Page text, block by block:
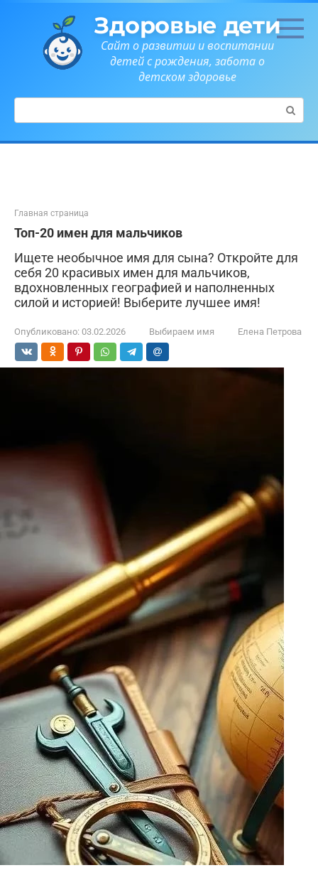
Здоровые дети
Сайт о развитии и воспитании
детей с рождения, забота о
детском здоровье
Поиск:
Главная страница
Топ-20 имен для мальчиков
Ищете необычное имя для сына? Откройте для
себя 20 красивых имен для мальчиков,
вдохновленных географией и наполненных
силой и историей! Выберите лучшее имя!
Опубликовано: 03.02.2026 Выбираем имя Елена Петрова